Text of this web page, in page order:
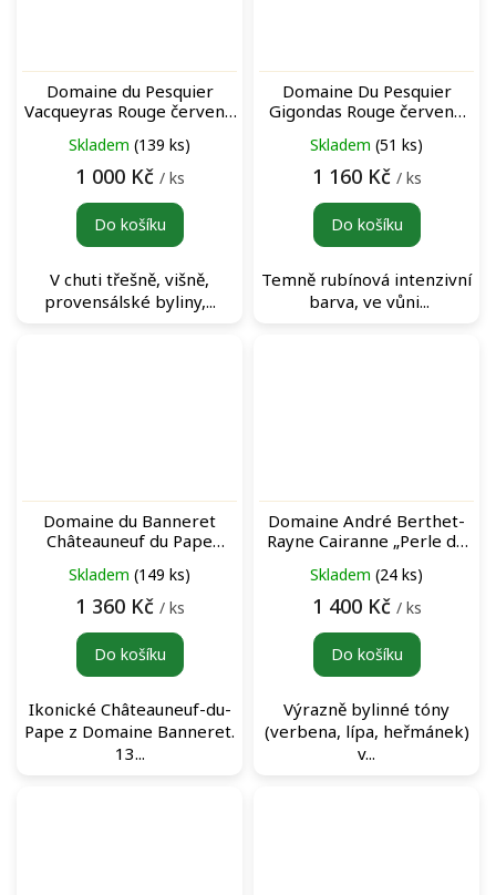
Domaine du Pesquier
Vacqueyras Rouge červené
Skladem (139 ks)
1 000 Kč / ks
Do košíku
V chuti třešně, višně,
provensálské byliny,...
Domaine Du Pesquier
Gigondas Rouge červené
Skladem (51 ks)
1 160 Kč / ks
Do košíku
Temně rubínová intenzivní
barva, ve vůni...
Domaine du Banneret
Châteauneuf du Pape
Skladem (149 ks)
1 360 Kč / ks
Do košíku
Ikonické Châteauneuf-du-
Pape z Domaine Banneret.
13...
Domaine André Berthet-
Rayne Cairanne „Perle de
víno
Skladem (24 ks)
1 400 Kč / ks
Do košíku
Výrazně bylinné tóny
(verbena, lípa, heřmánek)
v...